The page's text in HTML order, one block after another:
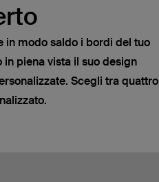
in modo saldo i bordi del tuo
piena vista il suo design
Scegli tra quattro